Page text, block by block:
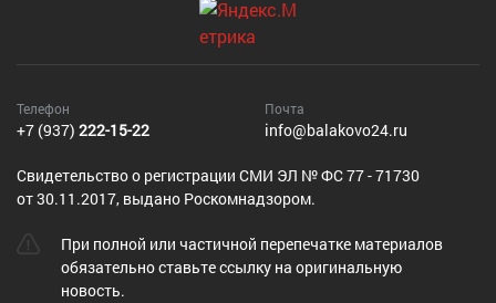
Телефон
+7 (937) 222-15-22
Почта
info@balakovo24.ru
Cвидетельство о регистрации СМИ ЭЛ № ФС 77 - 71730
от 30.11.2017, выдано Роскомнадзором.
При полной или частичной перепечатке материалов
обязательно ставьте ссылку на оригинальную
новость.